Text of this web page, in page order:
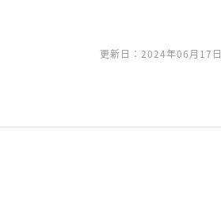
更新日： 2024年06月17日